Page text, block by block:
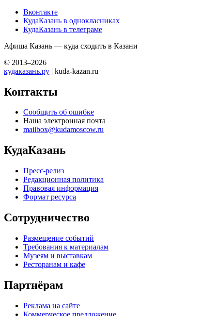
Вконтакте
КудаКазань в однокласниках
КудаКазань в телеграме
Афиша Казань — куда сходить в Казани
© 2013–2026
кудаказань.ру | kuda-kazan.ru
Контакты
Сообщить об ошибке
Наша электронная почта
mailbox@kudamoscow.ru
КудаКазань
Пресс-релиз
Редакционная политика
Правовая информация
Формат ресурса
Сотрудничество
Размещение событий
Требования к материалам
Музеям и выставкам
Ресторанам и кафе
Партнёрам
Реклама на сайте
Коммерческое предложение